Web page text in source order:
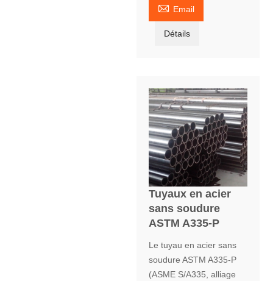
 Email
Détails
Tuyaux en acier
sans soudure
ASTM A335-P
Le tuyau en acier sans
soudure ASTM A335-P
(ASME S/A335, alliage